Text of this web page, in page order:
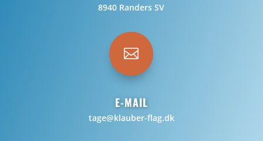
8940 Randers SV

E-MAIL
tage@klauber-flag.dk